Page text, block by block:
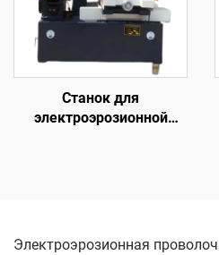
Станок для
электроэрозионной
Электроэрозионная